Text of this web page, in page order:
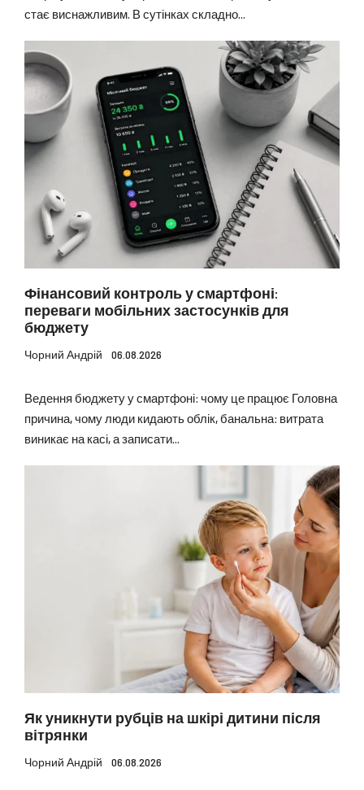
стає виснажливим. В сутінках складно...
Фінансовий контроль у смартфоні:
переваги мобільних застосунків для
бюджету
Чорний Андрій 06.08.2026
Ведення бюджету у смартфоні: чому це працює Головна
причина, чому люди кидають облік, банальна: витрата
виникає на касі, а записати...
Як уникнути рубців на шкірі дитини після
вітрянки
Чорний Андрій 06.08.2026